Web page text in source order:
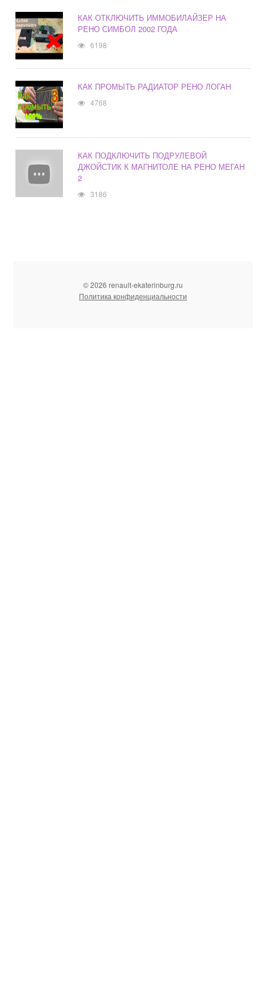
КАК ОТКЛЮЧИТЬ ИММОБИЛАЙЗЕР НА
РЕНО СИМБОЛ 2002 ГОДА
6198
КАК ПРОМЫТЬ РАДИАТОР РЕНО ЛОГАН
4768
КАК ПОДКЛЮЧИТЬ ПОДРУЛЕВОЙ
ДЖОЙСТИК К МАГНИТОЛЕ НА РЕНО МЕГАН
2
3186
© 2026 renault-ekaterinburg.ru
Политика конфиденциальности